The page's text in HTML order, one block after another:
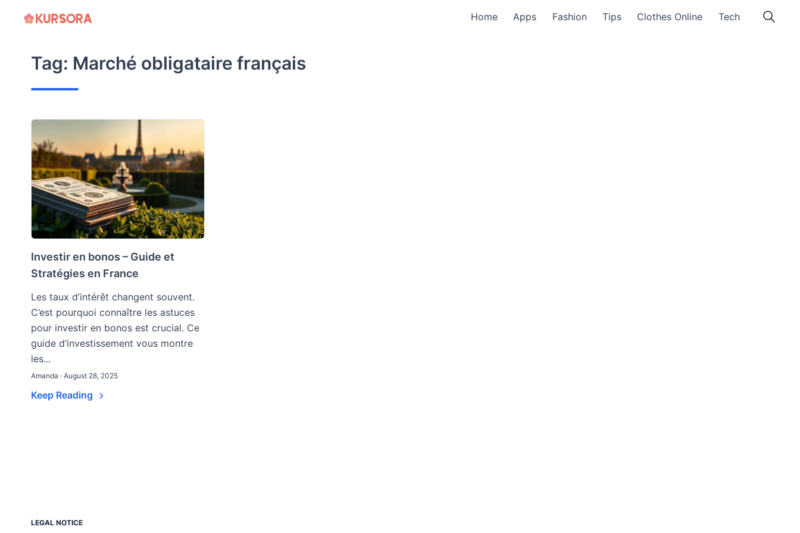
Home Apps Fashion Tips Clothes Online Tech
Tag: Marché obligataire français
Investir en bonos – Guide et
Stratégies en France
Les taux d’intérêt changent souvent.
C’est pourquoi connaître les astuces
pour investir en bonos est crucial. Ce
guide d’investissement vous montre
les...
Amanda · August 28, 2025
Keep Reading
LEGAL NOTICE